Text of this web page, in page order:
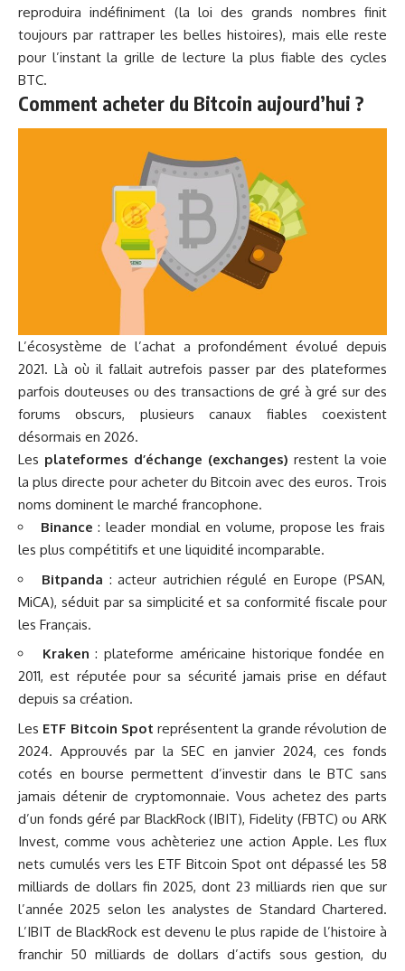
reproduira indéfiniment (la loi des grands nombres finit
toujours par rattraper les belles histoires), mais elle reste
pour l’instant la grille de lecture la plus fiable des cycles
BTC.
Comment acheter du Bitcoin aujourd’hui ?
L’écosystème de l’achat a profondément évolué depuis
2021. Là où il fallait autrefois passer par des plateformes
parfois douteuses ou des transactions de gré à gré sur des
forums obscurs, plusieurs canaux fiables coexistent
désormais en 2026.
Les plateformes d’échange (exchanges) restent la voie
la plus directe pour acheter du Bitcoin avec des euros. Trois
noms dominent le marché francophone.
Binance : leader mondial en volume, propose les frais
les plus compétitifs et une liquidité incomparable.
Bitpanda : acteur autrichien régulé en Europe (PSAN,
MiCA), séduit par sa simplicité et sa conformité fiscale pour
les Français.
Kraken : plateforme américaine historique fondée en
2011, est réputée pour sa sécurité jamais prise en défaut
depuis sa création.
Les ETF Bitcoin Spot représentent la grande révolution de
2024. Approuvés par la SEC en janvier 2024, ces fonds
cotés en bourse permettent d’investir dans le BTC sans
jamais détenir de cryptomonnaie. Vous achetez des parts
d’un fonds géré par BlackRock (IBIT), Fidelity (FBTC) ou ARK
Invest, comme vous achèteriez une action Apple. Les flux
nets cumulés vers les ETF Bitcoin Spot ont dépassé les 58
milliards de dollars fin 2025, dont 23 milliards rien que sur
l’année 2025 selon les analystes de Standard Chartered.
L’IBIT de BlackRock est devenu le plus rapide de l’histoire à
franchir 50 milliards de dollars d’actifs sous gestion, du